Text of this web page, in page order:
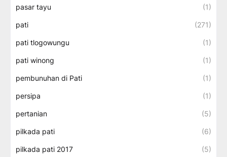
pasar tayu (1)
pati (271)
pati tlogowungu (1)
pati winong (1)
pembunuhan di Pati (1)
persipa (1)
pertanian (5)
pilkada pati (6)
pilkada pati 2017 (5)